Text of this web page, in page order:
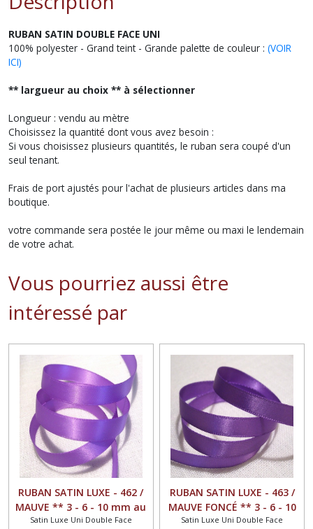
RUBAN SATIN DOUBLE FACE UNI
100% polyester - Grand teint - Grande palette de couleur : (VOIR
ICI)
** largueur au choix ** à sélectionner
Longueur : vendu au mètre
Choisissez la quantité dont vous avez besoin :
Si vous choisissez plusieurs quantités, le ruban sera coupé d'un
seul tenant.
Frais de port ajustés pour l'achat de plusieurs articles dans ma
boutique.
votre commande sera postée le jour même ou maxi le lendemain
de votre achat.
Vous pourriez aussi être
intéressé par
RUBAN SATIN LUXE - 462 /
MAUVE ** 3 - 6 - 10 mm au
choix ** Galon double face
Satin Luxe Uni Double Face
RUBAN SATIN LUXE - 463 /
MAUVE FONCÉ ** 3 - 6 - 10
mm au choix ** Galon
Satin Luxe Uni Double Face